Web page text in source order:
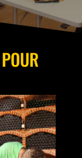
POUR